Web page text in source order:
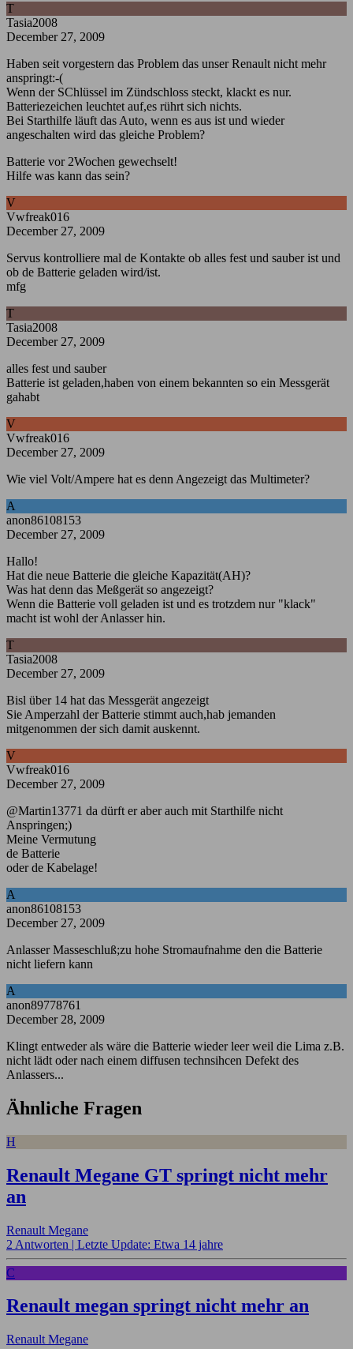
T
Tasia2008
December 27, 2009
Haben seit vorgestern das Problem das unser Renault nicht mehr
anspringt:-(
Wenn der SChlüssel im Zündschloss steckt, klackt es nur.
Batteriezeichen leuchtet auf,es rührt sich nichts.
Bei Starthilfe läuft das Auto, wenn es aus ist und wieder
angeschalten wird das gleiche Problem?
Batterie vor 2Wochen gewechselt!
Hilfe was kann das sein?
V
Vwfreak016
December 27, 2009
Servus kontrolliere mal de Kontakte ob alles fest und sauber ist und
ob de Batterie geladen wird/ist.
mfg
T
Tasia2008
December 27, 2009
alles fest und sauber
Batterie ist geladen,haben von einem bekannten so ein Messgerät
gahabt
V
Vwfreak016
December 27, 2009
Wie viel Volt/Ampere hat es denn Angezeigt das Multimeter?
A
anon86108153
December 27, 2009
Hallo!
Hat die neue Batterie die gleiche Kapazität(AH)?
Was hat denn das Meßgerät so angezeigt?
Wenn die Batterie voll geladen ist und es trotzdem nur "klack"
macht ist wohl der Anlasser hin.
T
Tasia2008
December 27, 2009
Bisl über 14 hat das Messgerät angezeigt
Sie Amperzahl der Batterie stimmt auch,hab jemanden
mitgenommen der sich damit auskennt.
V
Vwfreak016
December 27, 2009
@Martin13771 da dürft er aber auch mit Starthilfe nicht
Anspringen;)
Meine Vermutung
de Batterie
oder de Kabelage!
A
anon86108153
December 27, 2009
Anlasser Masseschluß;zu hohe Stromaufnahme den die Batterie
nicht liefern kann
A
anon89778761
December 28, 2009
Klingt entweder als wäre die Batterie wieder leer weil die Lima z.B.
nicht lädt oder nach einem diffusen technsihcen Defekt des
Anlassers...
Ähnliche Fragen
H
Renault Megane GT springt nicht mehr
an
Renault Megane
2 Antworten | Letzte Update: Etwa 14 jahre
C
Renault megan springt nicht mehr an
Renault Megane